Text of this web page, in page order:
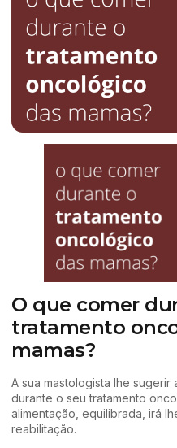
O que comer
tratamento
mamas?
A sua mastologista lhe sugerir
durante o seu tratamento
alimentação, equilibrada, irá
reabilitação.